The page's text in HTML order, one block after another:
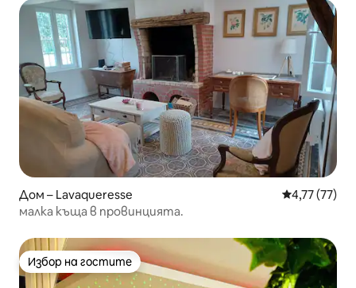
Дом – Lavaqueresse Средна
4,77 (77)
малка къща в провинцията.
Избор на гостите
Избор на гостите